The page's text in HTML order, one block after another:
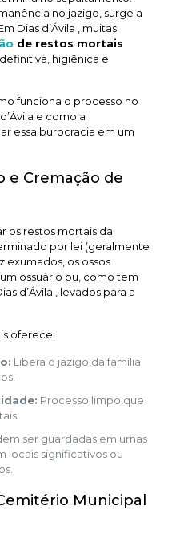
no jazigo, surge a
Dias d’Ávila , muitas
de restos mortais
higiênica e
funciona o processo no
e como a
essa burocracia em um
e Cremação de
os restos mortais da
por lei (geralmente
exumados, os ossos
ossuário ou, como tem
d’Ávila , levados para a
oferece:
Libera o jazigo da família
Processo limpo que
ser guardadas em urnas
locais significativos ou
Municipal